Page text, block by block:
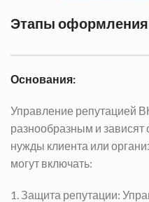
Этапы оформления
Основания:
Управление репутацией
разнообразным и зависят
нужды клиента или
могут включать:
1. Защита репутации: